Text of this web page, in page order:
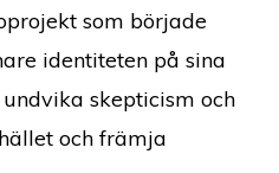
som började
identiteten på sina
skepticism och
och främja